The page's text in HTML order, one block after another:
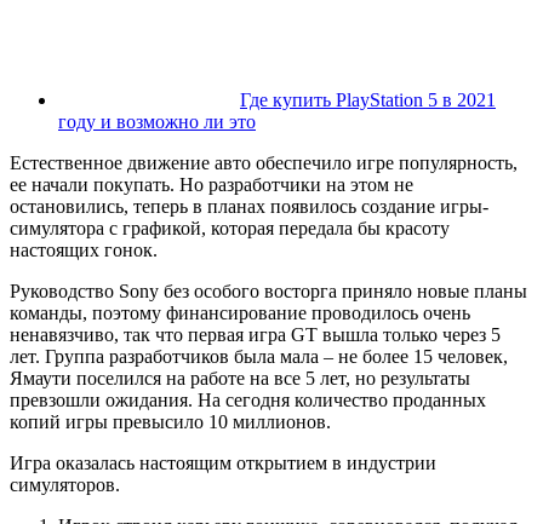
Где купить PlayStation 5 в 2021
году и возможно ли это
Естественное движение авто обеспечило игре популярность,
ее начали покупать. Но разработчики на этом не
остановились, теперь в планах появилось создание игры-
симулятора с графикой, которая передала бы красоту
настоящих гонок.
Руководство Sony без особого восторга приняло новые планы
команды, поэтому финансирование проводилось очень
ненавязчиво, так что первая игра GT вышла только через 5
лет. Группа разработчиков была мала – не более 15 человек,
Ямаути поселился на работе на все 5 лет, но результаты
превзошли ожидания. На сегодня количество проданных
копий игры превысило 10 миллионов.
Игра оказалась настоящим открытием в индустрии
симуляторов.